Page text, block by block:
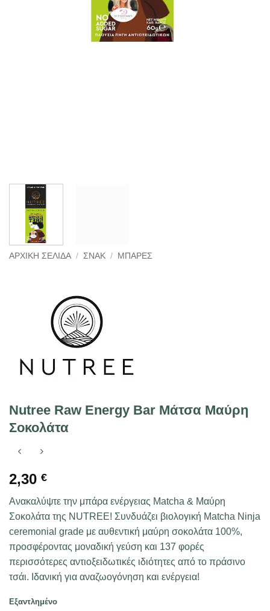
ΑΡΧΙΚΉ ΣΕΛΊΔΑ / ΣΝΑΚ / ΜΠΆΡΕΣ
Nutree Raw Energy Bar Μάτσα Μαύρη
Σοκολάτα
2,30 €
Ανακαλύψτε την μπάρα ενέργειας Matcha & Μαύρη
Σοκολάτα της NUTREE! Συνδυάζει βιολογική Matcha Ninja
ceremonial grade με αυθεντική μαύρη σοκολάτα 100%,
προσφέροντας μοναδική γεύση και 137 φορές
περισσότερες αντιοξειδωτικές ιδιότητες από το πράσινο
τσάι. Ιδανική για αναζωογόνηση και ενέργεια!
Εξαντλημένο